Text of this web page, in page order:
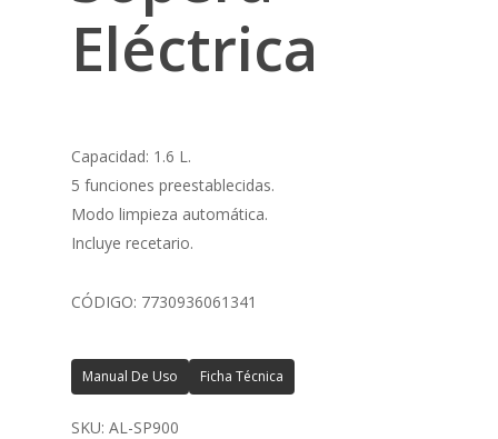
Eléctrica
Capacidad: 1.6 L.
5 funciones preestablecidas.
Modo limpieza automática.
Incluye recetario.
CÓDIGO: 7730936061341
Manual De Uso Ficha Técnica
SKU: AL-SP900